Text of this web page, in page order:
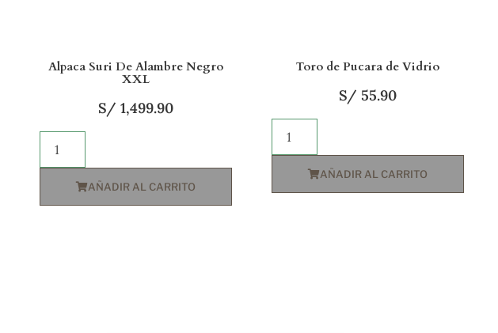
Alpaca Suri De Alambre Negro
XXL
S/ 1,499.90
AÑADIR AL CARRITO
Toro de Pucara de Vidrio
S/ 55.90
AÑADIR AL CARRITO